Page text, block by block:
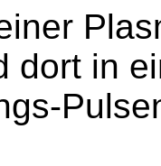
dort in